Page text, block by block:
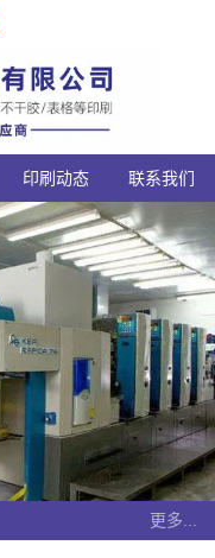
印刷动态 联系我们
更多...